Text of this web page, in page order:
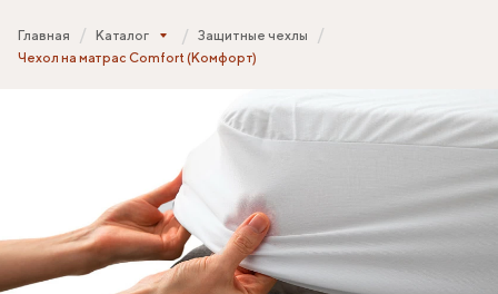
Главная Каталог
Защитные чехлы
Чехол на матрас Сomfort (Комфорт)